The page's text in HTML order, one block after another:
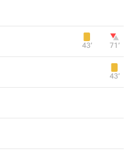
43‎’‎ 71‎’‎
43‎’‎